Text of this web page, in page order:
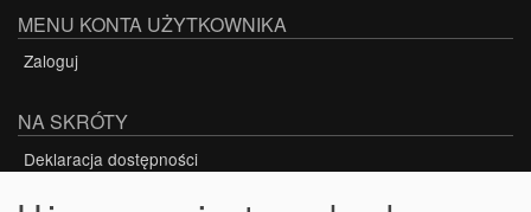
MENU KONTA UŻYTKOWNIKA
Zaloguj
NA SKRÓTY
Deklaracja dostępności